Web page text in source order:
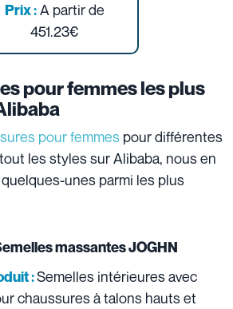
Prix :A partir de
451.23€
pour femmes les plus
pour femmes pour différentes
les styles sur Alibaba, nous en
unes parmi les plus
massantes JOGHN
:Semelles intérieures avec
chaussures à talons hauts et